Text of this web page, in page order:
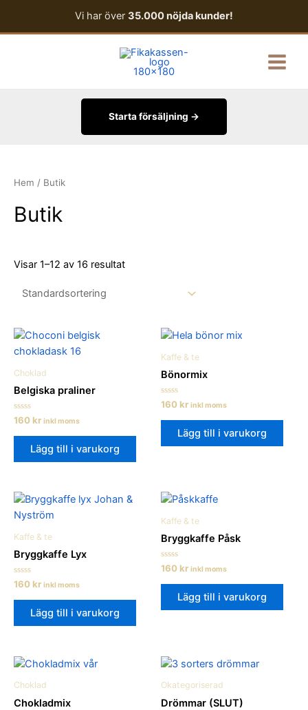
innehåll
Vi har över 35.000 nöjda kunder!
Menu
Starta försäljning →
Hem / Butik
Butik
Visar 1–12 av 16 resultat
Choklad
Belgiska praliner
Betygsatt
0
av
160 kr inkl moms
Lägg till i varukorg
Kaffe & te
Bönormix
Betygsatt
0
av
160 kr inkl moms
Lägg till i varukorg
Kaffe & te
Bryggkaffe Lyx
Betygsatt
av
160 kr inkl moms
Lägg till i varukorg
Kaffe & te
Bryggkaffe Påsk
Betygsatt
av
160 kr inkl moms
Lägg till i varukorg
Choklad
Chokladmix
Okategoriserad
Drömmar (SLUT)